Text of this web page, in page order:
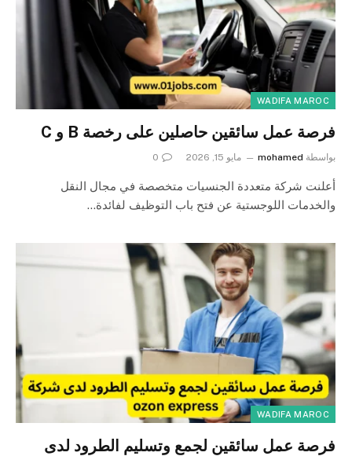
WADIFA MAROC
فرصة عمل سائقين حاصلين على رخصة B و C
بواسطة mohamed مايو 15, 2026 0
أعلنت شركة متعددة الجنسيات متخصصة في مجال النقل
والخدمات اللوجستية عن فتح باب التوظيف لفائدة…
WADIFA MAROC
فرصة عمل سائقين لجمع وتسليم الطرود لدى